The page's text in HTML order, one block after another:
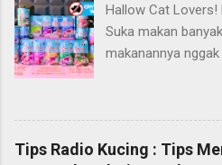
dahulu dari PT.
Arthacat Cat
Tree, Snack, Pet
ternyata ga
Arthacat Tirta
produk sandbox
Hallow Cat Lovers!
Suka makan
makanannya
makanannya.
banget deh kalau
repot ya.. Nah,
gak, Cat Lovers?
Tips Radio Kucing : Tips